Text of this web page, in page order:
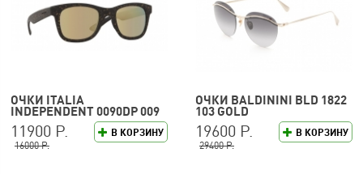
ОЧКИ ITALIA
INDEPENDENT 0090DP 009
120
В КОРЗИНУ
11900 Р.
16000 Р.
ОЧКИ BALDININI BLD 1822
103 GOLD
В КОРЗИНУ
19600 Р.
29400 Р.